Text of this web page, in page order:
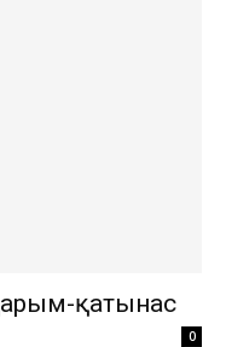
қатынас
0